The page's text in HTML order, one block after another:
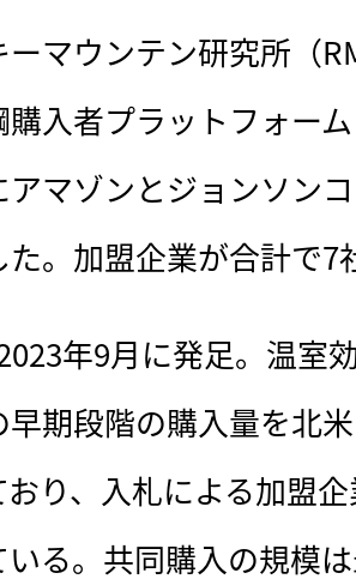
マウンテン研究所（
入者プラットフォー
アマゾンとジョンソン
た。加盟企業が合計で7
年9月に発足。温室
期段階の購入量を北
おり、入札による加盟
いる。共同購入の規模